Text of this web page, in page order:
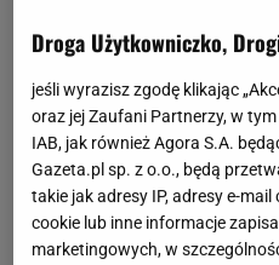
Droga Użytkowniczko,
jeśli wyrazisz zgodę klikając
oraz jej Zaufani Partnerzy, w tym
IAB, jak również Agora S.A.
Gazeta.pl sp. z o.o., będą
takie jak adresy IP, adresy e-
cookie lub inne informacje
marketingowych, w